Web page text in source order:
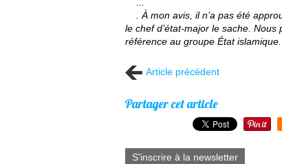
. À mon avis, il n’a pas été
le chef d’état-major le sache. Nous
référence au groupe État islamique.
Article précédent
Partager cet article
S'inscrire à la newsletter